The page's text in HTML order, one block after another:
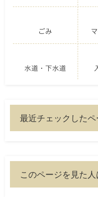
ごみ
水道・下水道
最近チェックしたペ
このページを見た